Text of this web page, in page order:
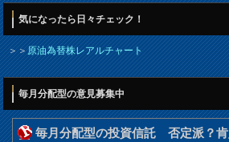
気になったら日々チェック！
＞＞原油為替株レアルチャート
毎月分配型の意見募集中
毎月分配型の投資信託 否定派？肯